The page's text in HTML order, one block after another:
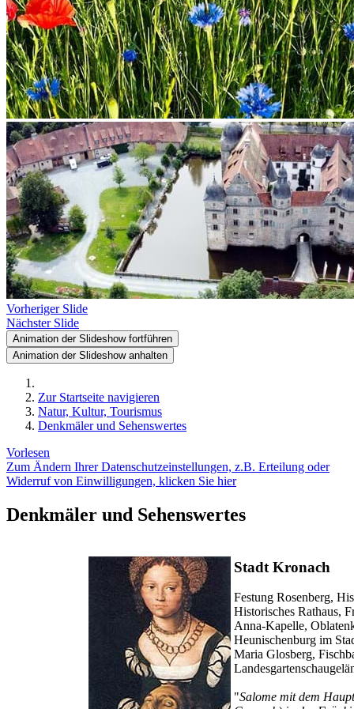
Vorheriger Slide
Nächster Slide
Animation der Slideshow fortführen
Animation der Slideshow anhalten
Zur Startseite navigieren
Natur, Kultur, Tourismus
Denkmäler und Sehenswertes
Vorlesen
Zum Ändern Ihrer Datenschutzeinstellungen, z.B. Erteilung oder
Widerruf von Einwilligungen, klicken Sie hier
Denkmäler und Sehenswertes
Stadt Kronach
Festung Rosenberg,
Historisches Rathaus,
Anna-Kapelle,
Heunischenburg im
Maria Glosberg,
"Salome mit dem